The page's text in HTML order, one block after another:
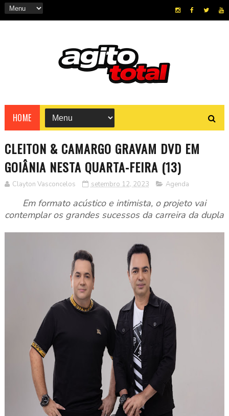
HOME
CLEITON & CAMARGO GRAVAM DVD EM
GOIÂNIA NESTA QUARTA-FEIRA (13)
Clayton Vasconcelos setembro 12, 2023 Agenda
Em formato acústico e intimista, o projeto vai
contemplar os grandes sucessos da carreira da dupla